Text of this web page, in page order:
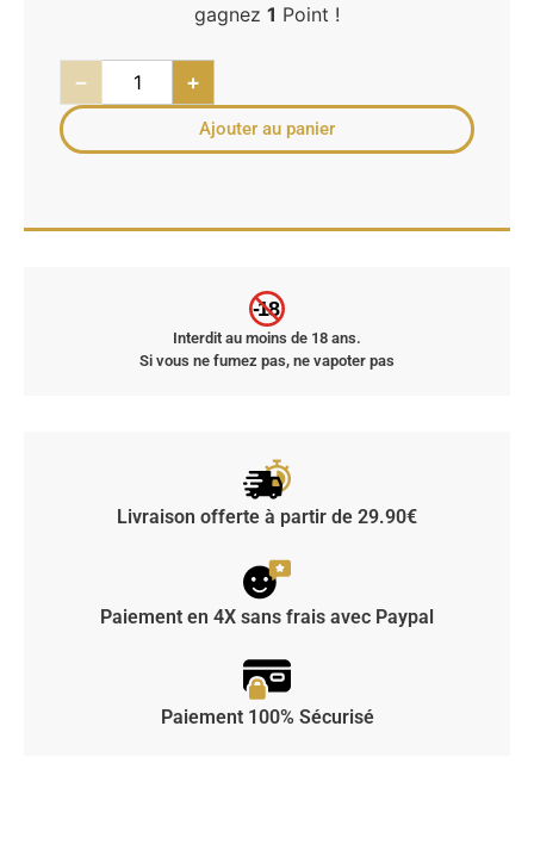
gagnez 1 Point !
− +
Ajouter au panier
-18
Interdit au moins de 18 ans.
Si vous ne fumez pas, ne vapoter pas
Livraison offerte à partir de 29.90€
Paiement en 4X sans frais avec Paypal
Paiement 100% Sécurisé